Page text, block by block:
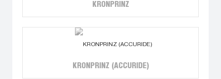
KRONPRINZ
KRONPRINZ (ACCURIDE)